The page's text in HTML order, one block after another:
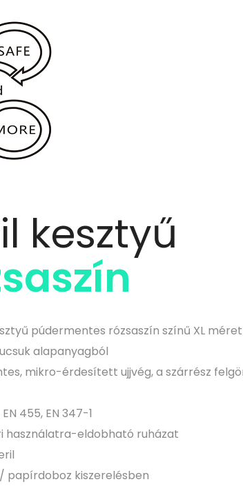
kesztyű
púdermentes rózsaszín színű XL méret
alapanyagból
mikro-érdesített ujjvég, a szárrész
EN 455, EN 347-1
használatra-eldobható ruházat
papírdoboz kiszerelésben